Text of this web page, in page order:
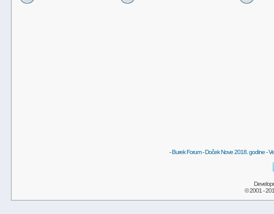
-Burek Forum-Doček Nove 2018. godine-
© 2001 -